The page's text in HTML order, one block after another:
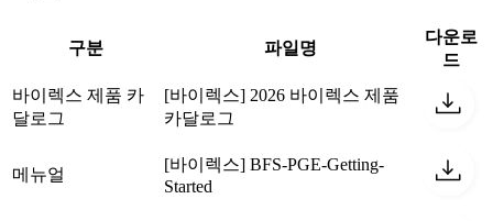
구분 파일명
다운로
드
바이렉스 제품 카
달로그
[바이렉스] 2026 바이렉스 제품
카달로그
메뉴얼
[바이렉스] BFS-PGE-Getting-
Started